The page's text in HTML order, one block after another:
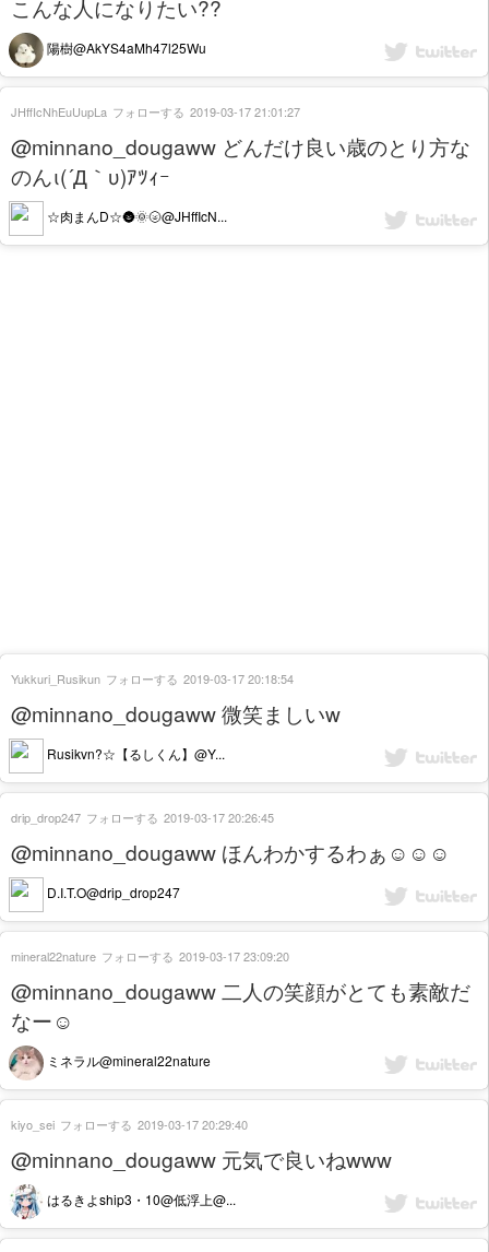
こんな人になりたい??
陽樹@AkYS4aMh47l25Wu
@minnano_dougaww どんだけ良い歳のとり方な
のんι(´Д｀υ)ｱﾂｨｰ
☆肉まんD☆🌚🌞🌝@JHffIcN...
JHffIcNhEuUupLa フォローする 2019-03-17 21:01:27
@minnano_dougaww 微笑ましいw
Rusikvn?☆【るしくん】@Y...
Yukkuri_Rusikun フォローする 2019-03-17 20:18:54
@minnano_dougaww ほんわかするわぁ☺️☺️☺️
D.I.T.O@drip_drop247
drip_drop247 フォローする 2019-03-17 20:26:45
@minnano_dougaww 二人の笑顔がとても素敵だ
なー☺️
ミネラル@mineral22nature
mineral22nature フォローする 2019-03-17 23:09:20
@minnano_dougaww 元気で良いねwww
はるきよship3・10@低浮上@...
kiyo_sei フォローする 2019-03-17 20:29:40